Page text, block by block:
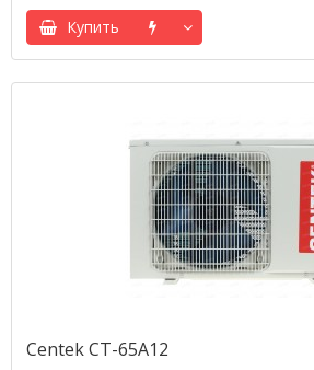
Купить
Сentek CT-65A12